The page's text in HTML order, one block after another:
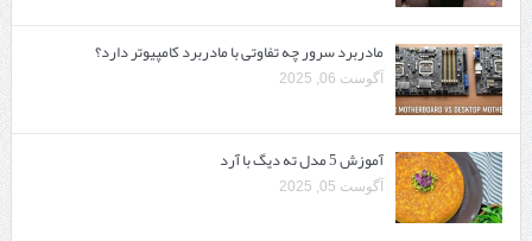
مادربرد سرور چه تفاوتی با مادربرد کامپیوتر دارد؟
آگوست 06, 2025
آموزش 5 مدل ته دیگ با آرد
آگوست 05, 2025